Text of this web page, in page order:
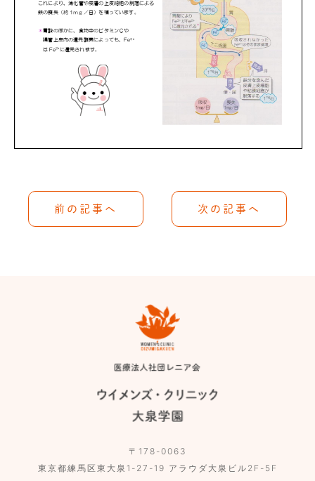
前の記事へ 次の記事へ
〒178-0063
東京都練馬区東大泉1-27-19 アラウダ大泉ビル2F-5F